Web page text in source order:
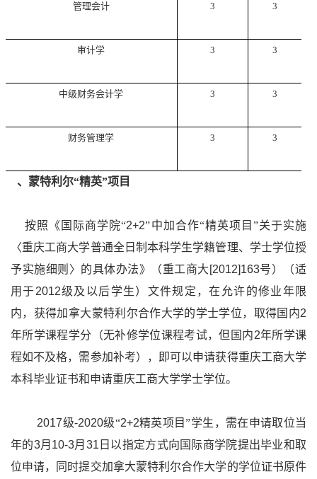
管理会计 3 3
审计学 3 3
中级财务会计学 3 3
财务管理学 3 3
、蒙特利尔“精英”项目
按照《国际商学院“2+2”中加合作“精英项目”关于实施
〈重庆工商大学普通全日制本科学生学籍管理、学士学位授
予实施细则〉的具体办法》（重工商大 [2012]163号）（适
用于2012级及以后学生）文件规定，在允许的修业年限
内，获得加拿大蒙特利尔合作大学的学士学位，取得国内2
年所学课程学分（无补修学位课程考试，但国内2年所学课
程如不及格，需参加补考），即可以申请获得重庆工商大学
本科毕业证书和申请重庆工商大学学士学位。
2017级-2020级“2+2精英项目”学生，需在申请取位当
年的3月 10-3月 31 日以指定方式向国际商学院提出毕业和取
位申请，同时提交加拿大蒙特利尔合作大学的学位证书原件